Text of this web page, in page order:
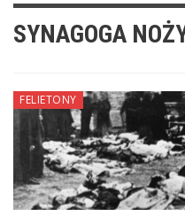
SYNAGOGA
FELIETONY